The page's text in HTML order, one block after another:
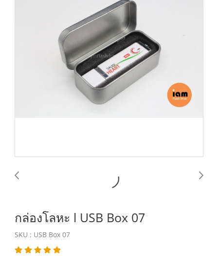
กล่องโลหะ l USB Box 07
SKU : USB Box 07